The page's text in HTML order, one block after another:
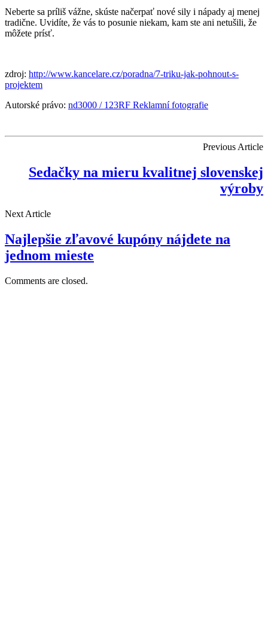
Neberte sa príliš vážne, skúste načerpať nové sily i nápady aj menej
tradične. Uvidíte, že vás to posunie niekam, kam ste ani netušili, že
môžete prísť.
zdroj: http://www.kancelare.cz/poradna/7-triku-jak-pohnout-s-
projektem
Autorské právo: nd3000 / 123RF Reklamní fotografie
Previous Article
Sedačky na mieru kvalitnej slovenskej
výroby
Next Article
Najlepšie zľavové kupóny nájdete na
jednom mieste
Comments are closed.